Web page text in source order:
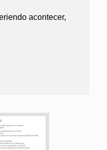
acontecer,